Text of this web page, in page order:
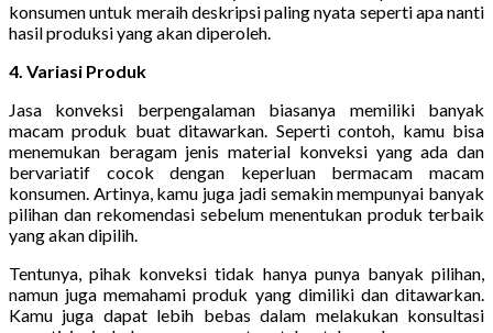
konsumen untuk meraih deskripsi paling nyata seperti apa nanti
hasil produksi yang akan diperoleh.
4. Variasi Produk
Jasa konveksi berpengalaman biasanya memiliki banyak
macam produk buat ditawarkan. Seperti contoh, kamu bisa
menemukan beragam jenis material konveksi yang ada dan
bervariatif cocok dengan keperluan bermacam macam
konsumen. Artinya, kamu juga jadi semakin mempunyai banyak
pilihan dan rekomendasi sebelum menentukan produk terbaik
yang akan dipilih.
Tentunya, pihak konveksi tidak hanya punya banyak pilihan,
namun juga memahami produk yang dimiliki dan ditawarkan.
Kamu juga dapat lebih bebas dalam melakukan konsultasi